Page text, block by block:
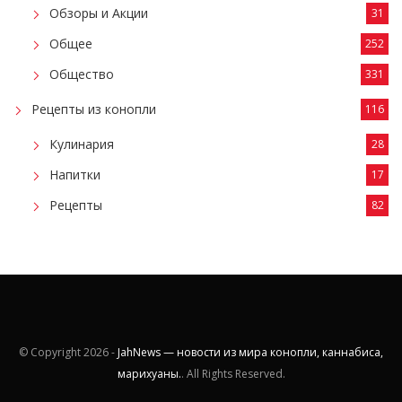
Обзоры и Акции 31
Общее 252
Общество 331
Рецепты из конопли 116
Кулинария 28
Напитки 17
Рецепты 82
© Copyright2026 - JahNews — новости из мира конопли, каннабиса,
марихуаны.. All Rights Reserved.